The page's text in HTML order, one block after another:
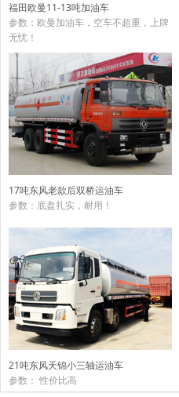
福田欧曼11-13吨加油车
参数：欧曼加油车，空车不超重，上牌
无忧！
17吨东风老款后双桥运油车
参数：底盘扎实，耐用！
21吨东风天锦小三轴运油车
参数： 性价比高